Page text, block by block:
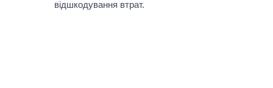
відшкодування втрат.